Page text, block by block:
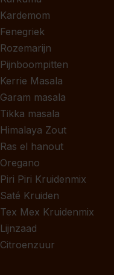
Kardemom
Fenegriek
Rozemarijn
Pijnboompitten
Kerrie Masala
Garam masala
Tikka masala
Himalaya Zout
Ras el hanout
Oregano
Piri Piri Kruidenmix
Saté Kruiden
Tex Mex Kruidenmix
Lijnzaad
Citroenzuur